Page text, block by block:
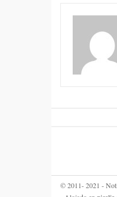
© 2011- 2021 -